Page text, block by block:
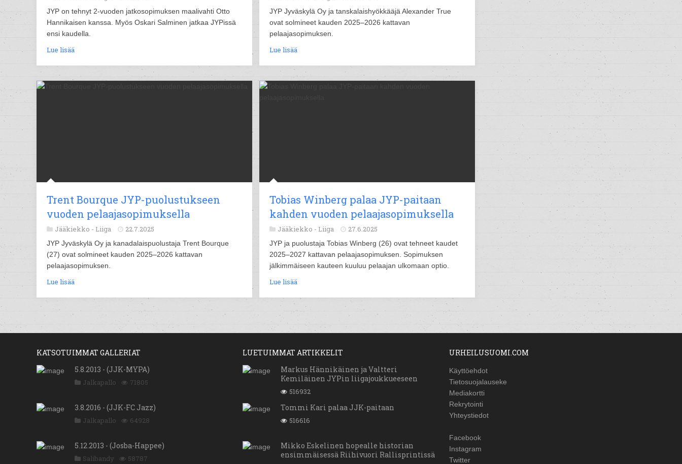
JYP on tehnyt 2-vuoden jatkosopimuksen maalivahti Otto
Hannikaisen kanssa. Myös Oskari Salminen jatkaa JYPissä
ensi kaudella.
Lue lisää
JYP Jyväskylä Oy ja tanskalaishyökkääjä Alexander True
ovat solmineet kauden 2025–2026 kattavan
pelaajasopimuksen.
Lue lisää
Trent Bourque JYP-puolustukseen
vuoden pelaajasopimuksella
Jääkiekko - Liiga 22.7.2025
JYP Jyväskylä Oy ja kanadalaispuolustaja Trent Bourque
(27) ovat solmineet kauden 2025–2026 kattavan
pelaajasopimuksen.
Lue lisää
Tobias Winberg palaa JYP-paitaan
kahden vuoden pelaajasopimuksella
Jääkiekko - Liiga 27.6.2025
JYP ja puolustaja Tobias Winberg (26) ovat tehneet kaudet
2025–2027 kattavan pelaajasopimuksen. Sopimuksen
jälkimmäiseen kauteen kuuluu pelaajan ulkomaan optio.
Lue lisää
KATSOTUIMMAT GALLERIAT
5.8.2013 - (JJK-MYPA)
Jalkapallo 71805
3.8.2016 - (JJK-FC Jazz)
Jalkapallo 64928
5.12.2013 - (Josba-Happee)
Salibandy 58787
LUETUIMMAT ARTIKKELIT
Markus Hännikäinen ja Valtteri
Kemiläinen JYPin liigajoukkueeseen
516932
Tommi Kari palaa JJK-paitaan
516616
Mikko Eskelinen hopealle historian
ensimmäisessä Riihivuori Rallisprintissä
URHEILUSUOMI.COM
Käyttöehdot
Tietosuojalauseke
Mediakortti
Rekrytointi
Yhteystiedot
Facebook
Instagram
Twitter